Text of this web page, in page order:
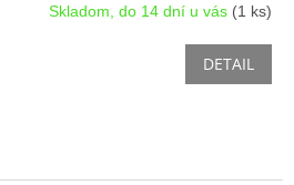
Skladom, do 14 dní u vás (1 ks)
DETAIL